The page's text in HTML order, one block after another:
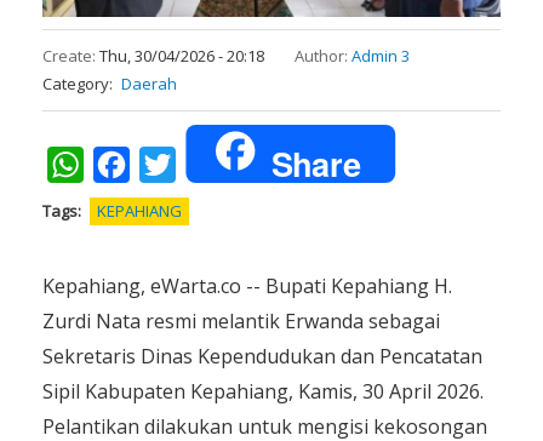
Create: Thu, 30/04/2026 - 20:18 Author: Admin 3
Category Daerah
WhatsAppFacebookTwitter Share
Tags KEPAHIANG
Kepahiang, eWarta.co -- Bupati Kepahiang H.
Zurdi Nata resmi melantik Erwanda sebagai
Sekretaris Dinas Kependudukan dan Pencatatan
Sipil Kabupaten Kepahiang, Kamis, 30 April 2026.
Pelantikan dilakukan untuk mengisi kekosongan